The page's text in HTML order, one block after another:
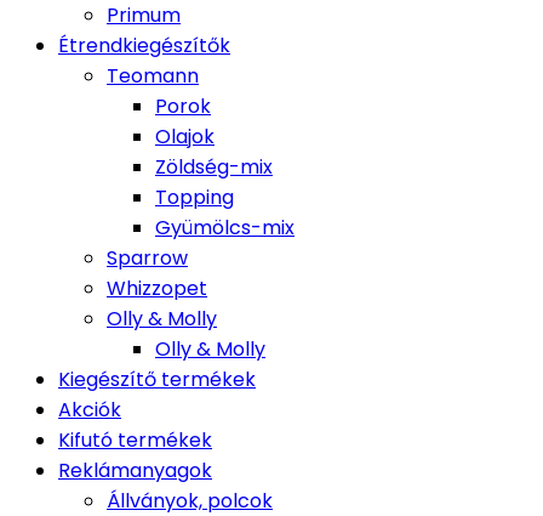
Primum
Étrendkiegészítők
Teomann
Porok
Olajok
Zöldség-mix
Topping
Gyümölcs-mix
Sparrow
Whizzopet
Olly & Molly
Olly & Molly
Kiegészítő termékek
Akciók
Kifutó termékek
Reklámanyagok
Állványok, polcok